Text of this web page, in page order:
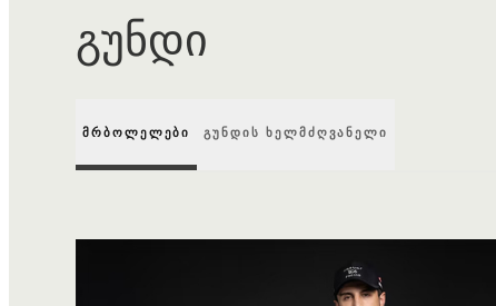
გუნდი
ᲛᲠᲑᲝᲚᲔᲚᲔᲑᲘ ᲒᲣᲜᲓᲘᲡ ᲮᲔᲚᲛᲫᲦᲕᲐᲜᲔᲚᲘ